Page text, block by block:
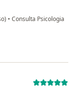
• Consulta Psicologia